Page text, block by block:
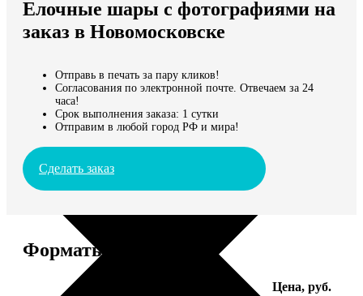
Мы доставляем по всему миру
Продолжить без города
Елочные шары с фотографиями на
заказ в Новомосковске
Отправь в печать за пару кликов!
Согласования по электронной почте. Отвечаем за 24
часа!
Срок выполнения заказа: 1 сутки
Отправим в любой город РФ и мира!
Сделать заказ
Форматы и цены
Цена, руб.